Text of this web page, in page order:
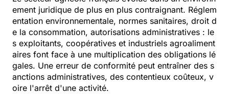
ement juridique de plus en plus contraignant. Réglem
entation environnementale, normes sanitaires, droit d
e la consommation, autorisations administratives : le
s exploitants, coopératives et industriels agroaliment
aires font face à une multiplication des obligations lé
gales. Une erreur de conformité peut entraîner des s
anctions administratives, des contentieux coûteux, v
oire l'arrêt d'une activité.